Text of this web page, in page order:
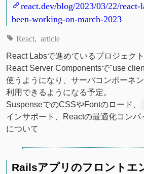
react.dev/blog/2023/03/22/react-
been-working-on-march-2023
React article
React Labsで進めているプロジェクト
React Server Componentsで"use
使うようになり、サーバコンポーネ
利用できるようになる予定。
SuspenseでのCSSやFontのロード、
インサポート、Reactの最適化コン
について
Railsアプリのフロントエ